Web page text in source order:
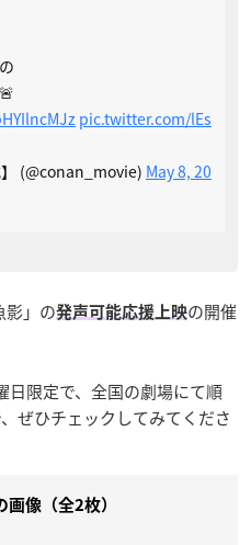
pic.twitter.com/lEs
(@conan_movie) May 8, 20
影」の発声可能応援上映の開催
日限定で、全国の劇場にて順
ぜひチェックしてみてくださ
画像（全2枚）